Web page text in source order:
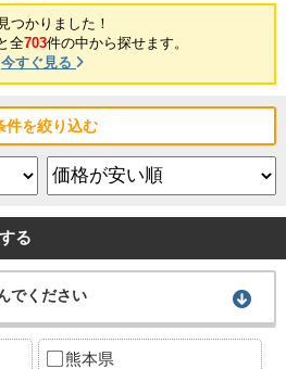
つかりました！
全703件の中から探せます。
今すぐ見る
件を絞り込む
る
でください
熊本県